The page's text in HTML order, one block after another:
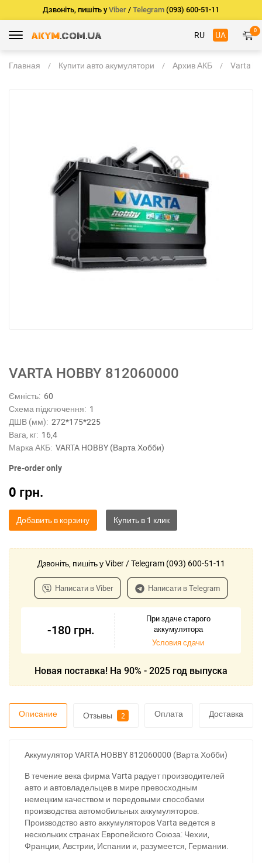
Дзвоніть, пишіть у Viber / Telegram (093) 600-51-11
RU UA 0
Главная Купити авто акумулятори Архив АКБ Varta
VARTA HOBBY 812060000
Ємність: 60
Схема підключення: 1
ДШВ (мм): 272*175*225
Вага, кг: 16,4
Марка АКБ: VARTA HOBBY (Варта Хобби)
Pre-order only
0 грн.
Добавить в корзину
Дзвоніть, пишіть у Viber / Telegram (093) 600-51-11
Написати в Viber Написати в Telegram
-180 грн.
При здаче старого
аккумулятора
Условия сдачи
Новая поставка! На 90% - 2025 год выпуска
Описание Отзывы 2 Оплата Доставка
Аккумулятор VARTA HOBBY 812060000 (Варта Хобби)
В течение века фирма Varta радует производителей
авто и автовладельцев в мире превосходным
немецким качеством и передовыми способами
производства автомобильных аккумуляторов.
Производство авто аккумуляторов Varta ведется в
нескольких странах Европейского Союза: Чехии,
Франции, Австрии, Испании и, разумеется, Германии.